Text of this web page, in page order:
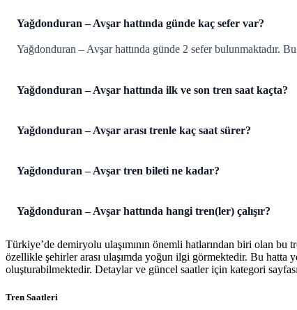
Yağdonduran – Avşar hattında günde kaç sefer var?
Yağdonduran – Avşar hattında günde 2 sefer bulunmaktadır.
Yağdonduran – Avşar hattında ilk ve son tren saat kaçta?
Yağdonduran – Avşar arası trenle kaç saat sürer?
Yağdonduran – Avşar tren bileti ne kadar?
Yağdonduran – Avşar hattında hangi tren(ler) çalışır?
Türkiye’de demiryolu ulaşımının önemli hatlarından biri olan bu
özellikle şehirler arası ulaşımda yoğun ilgi görmektedir. Bu hatta
oluşturabilmektedir. Detaylar ve güncel saatler için kategori
Tren Saatleri